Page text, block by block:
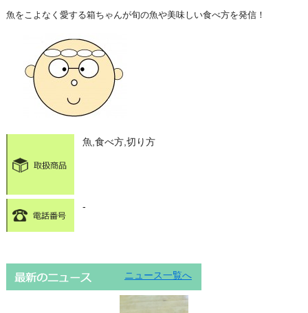
魚をこよなく愛する箱ちゃんが旬の魚や美味しい食べ方を発信！
魚,食べ方,切り方
-
ニュース一覧へ